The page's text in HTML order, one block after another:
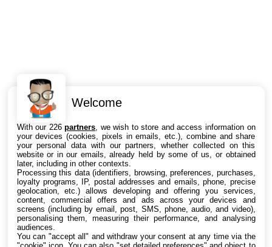
Intéressant ? Partagez !
Welcome
With our 226partners , we wish to store and access information on
your devices (cookies, pixels in emails, etc.), combine and share
your personal data with our partners, whether collected on this
website or in our emails, already held by some of us, or obtained
later, including in other contexts.
Processing this data (identifiers, browsing, preferences, purchases,
loyalty programs, IP, postal addresses and emails, phone, precise
geolocation, etc.) allows developing and offering you services,
content, commercial offers and ads across your devices and
screens (including by email, post, SMS, phone, audio, and video),
personalising them, measuring their performance, and analysing
audiences.
You can "accept all" and withdraw your consent at any time via the
"cookie" icon. You can also "set detailed preferences" and object to